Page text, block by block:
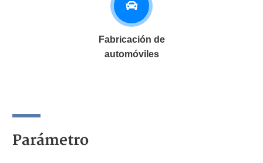
Fabricación de
automóviles
Parámetro